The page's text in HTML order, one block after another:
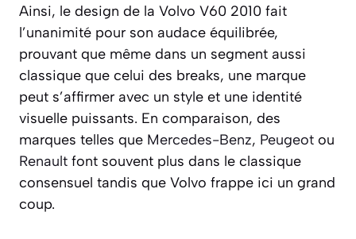
Ainsi, le design de la Volvo V60 2010 fait
l’unanimité pour son audace équilibrée,
prouvant que même dans un segment aussi
classique que celui des breaks, une marque
peut s’affirmer avec un style et une identité
visuelle puissants. En comparaison, des
marques telles que Mercedes-Benz, Peugeot ou
Renault font souvent plus dans le classique
consensuel tandis que Volvo frappe ici un grand
coup.